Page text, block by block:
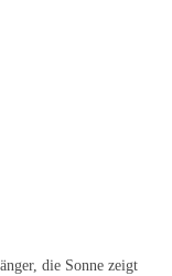
die Sonne zeigt